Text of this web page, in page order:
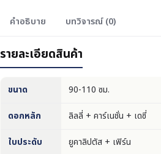
คำอธิบาย บทวิจารณ์ (0)
รายละเอียดสินค้า
ขนาด 90-110 ซม.
ดอกหลัก ลิลลี่ + คาร์เนชั่น + เดซี่
ใบประดับ
ยูคาลิปตัส + เฟิร์น